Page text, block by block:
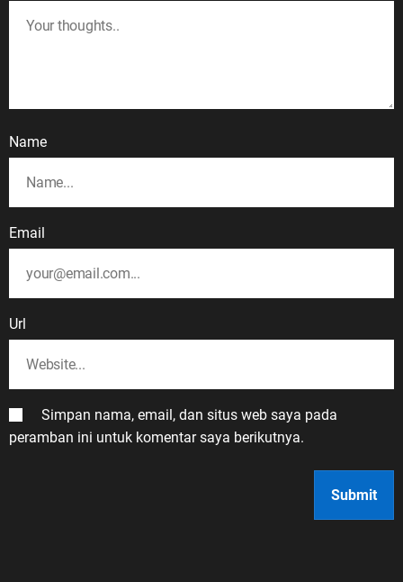
Name
Email
Url
Simpan nama, email, dan situs web saya pada
peramban ini untuk komentar saya berikutnya.